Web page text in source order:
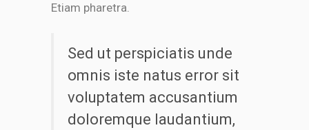
totam rem aperiam, eaque
veritatis et quasi.
Id velit senserit constituam eum. Ferri
deleniti definitionem sea ut, mel ei
oratio soluta. At altera virtute iuvaret
Etiam pharetra.
Sed ut perspiciatis unde
omnis iste natus error sit
voluptatem accusantium
doloremque laudantium,